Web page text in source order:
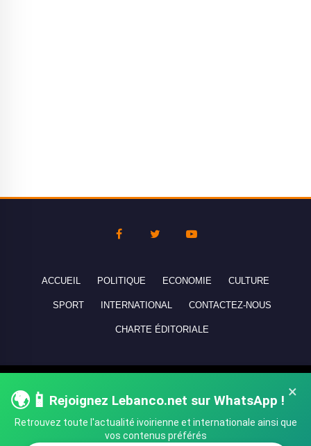
×
🌍📱 Rejoignez Lebanco.net sur WhatsApp !
Retrouvez toute l'actualité ivoirienne et internationale ainsi que
vos contenus préférés
ACCUEIL POLITIQUE ECONOMIE CULTURE
SPORT INTERNATIONAL CONTACTEZ-NOUS
CHARTE ÉDITORIALE
réservés - All rights reserved.